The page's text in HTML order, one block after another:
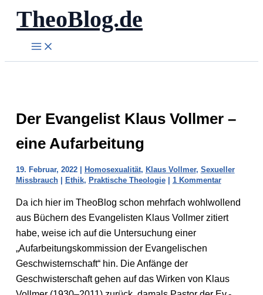
Zum
Inhalt
springen
TheoBlog.de
Der Evangelist Klaus Vollmer –
eine Aufarbeitung
19. Februar, 2022 | Homosexualität, Klaus Vollmer, Sexueller
Missbrauch| Ethik, Praktische Theologie| 1 Kommentar
Da ich hier im TheoBlog schon mehrfach wohlwollend
aus Büchern des Evangelisten Klaus Vollmer zitiert
habe, weise ich auf die Untersuchung einer
„Aufarbeitungskommission der Evangelischen
Geschwisternschaft“ hin. Die Anfänge der
Geschwisterschaft gehen auf das Wirken von Klaus